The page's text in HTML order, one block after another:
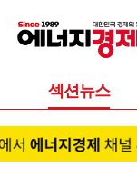
섹션뉴스